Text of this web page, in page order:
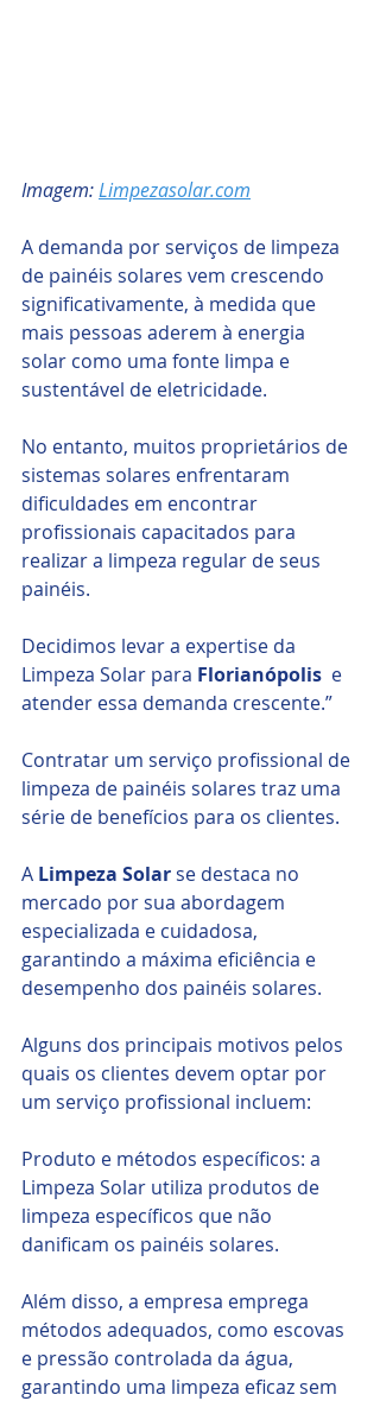
Imagem: Limpezasolar.com
A demanda por serviços de limpeza
de painéis solares vem crescendo
significativamente, à medida que
mais pessoas aderem à energia
solar como uma fonte limpa e
sustentável de eletricidade.
No entanto, muitos proprietários de
sistemas solares enfrentaram
dificuldades em encontrar
profissionais capacitados para
realizar a limpeza regular de seus
painéis.
Decidimos levar a expertise da
Limpeza Solar para Florianópolis e
atender essa demanda crescente.”
Contratar um serviço profissional de
limpeza de painéis solares traz uma
série de benefícios para os clientes.
A Limpeza Solar se destaca no
mercado por sua abordagem
especializada e cuidadosa,
garantindo a máxima eficiência e
desempenho dos painéis solares.
Alguns dos principais motivos pelos
quais os clientes devem optar por
um serviço profissional incluem:
Produto e métodos específicos: a
Limpeza Solar utiliza produtos de
limpeza específicos que não
danificam os painéis solares.
Além disso, a empresa emprega
métodos adequados, como escovas
e pressão controlada da água,
garantindo uma limpeza eficaz sem